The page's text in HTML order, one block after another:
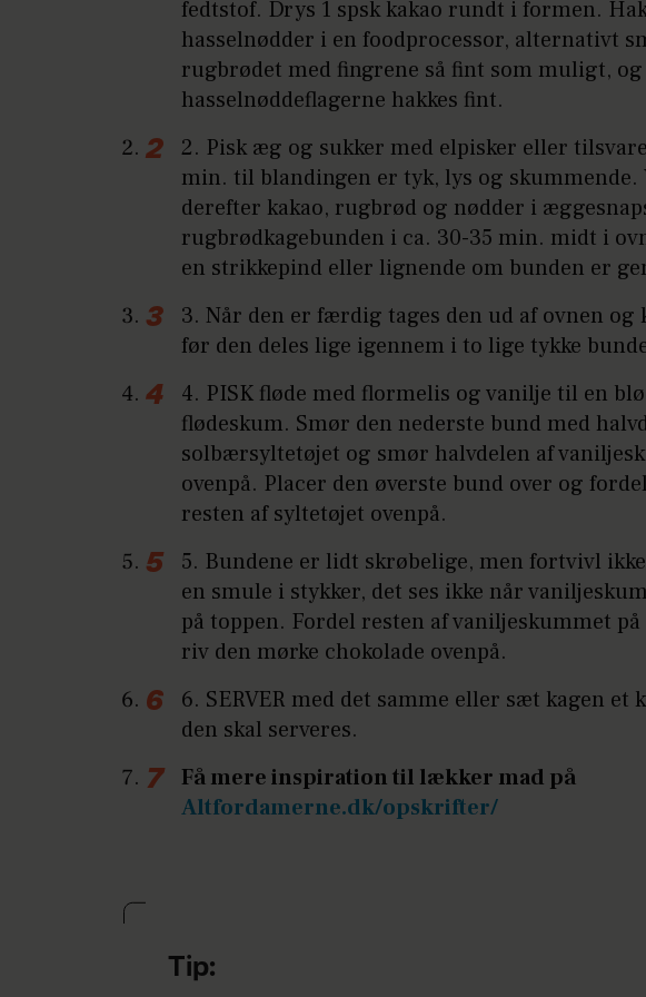
fedtstof. Drys 1 spsk kakao rundt i formen.
hasselnødder i en foodprocessor, alternativt
rugbrødet med fingrene så fint som muligt, og
hasselnøddeflagerne hakkes fint.
2. Pisk æg og sukker med elpisker eller
min. til blandingen er tyk, lys og skummende.
derefter kakao, rugbrød og nødder i
rugbrødkagebunden i ca. 30-35 min. midt i
en strikkepind eller lignende om bunden er
3. Når den er færdig tages den ud af ovnen og
før den deles lige igennem i to lige tykke
4. PISK fløde med flormelis og vanilje til en
flødeskum. Smør den nederste bund med
solbærsyltetøjet og smør halvdelen af
ovenpå. Placer den øverste bund over og
resten af syltetøjet ovenpå.
5. Bundene er lidt skrøbelige, men fortvivl
en smule i stykker, det ses ikke når
på toppen. Fordel resten af vaniljeskummet
riv den mørke chokolade ovenpå.
6. SERVER med det samme eller sæt kagen et
den skal serveres.
Få mere inspiration til lækker mad på
Altfordamerne.dk/opskrifter/
Tip: